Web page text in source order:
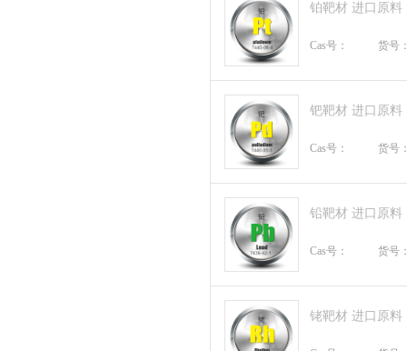
铂靶材 进口原料
Cas号： 货号
钯靶材 进口原料
Cas号： 货号
铅靶材 进口原料
Cas号： 货号
铑靶材 进口原料